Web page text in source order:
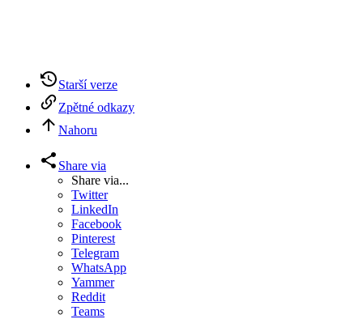
Starší verze
Zpětné odkazy
Nahoru
Share via
Share via...
Twitter
LinkedIn
Facebook
Pinterest
Telegram
WhatsApp
Yammer
Reddit
Teams